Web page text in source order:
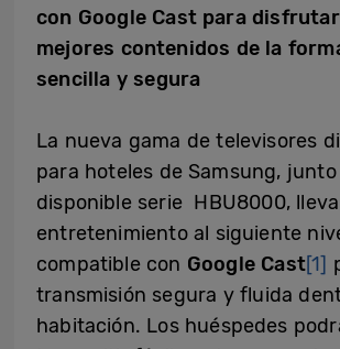
con Google Cast para
mejores contenidos de la
sencilla y segura
La nueva gama de televisores
para hoteles de Samsung,
disponible serie HBU8000,
entretenimiento al siguiente
compatible con Google Cast[1]
transmisión segura y fluida
habitación. Los huéspedes